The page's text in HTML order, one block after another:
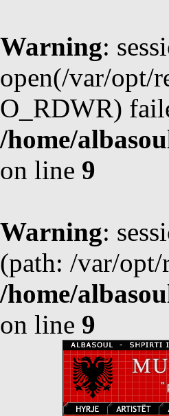
Warning:
open(/var/opt/
O_RDWR)
/home/
on line 9
Warning:
(path: /var/
/home/
on line 9